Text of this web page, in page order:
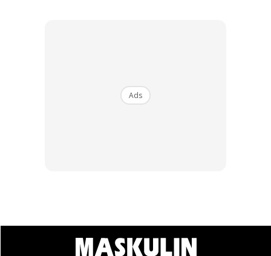
badan yang ideal, dan membantu untuk menghilangkan kulit
lebihan supaya membentuk tubuh badan yang fit dan
Ads